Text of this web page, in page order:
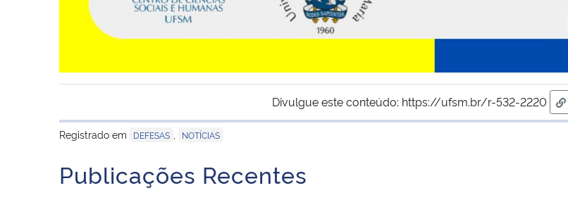
Divulgue este conteúdo: https://ufsm.br/r-532-2220
Registrado em
DEFESAS NOTÍCIAS
Publicações Recentes